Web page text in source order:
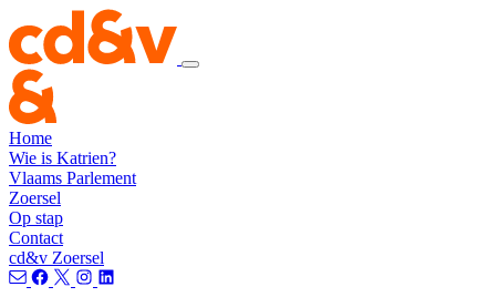
Home
Wie is Katrien?
Vlaams Parlement
Zoersel
Op stap
Contact
cd&v Zoersel